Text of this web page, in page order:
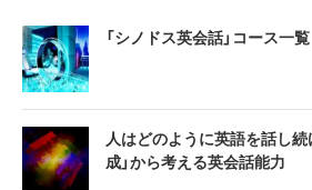
「シノドス英会話」コース一覧
人はどのように英語を話し
成」から考える英会話能力